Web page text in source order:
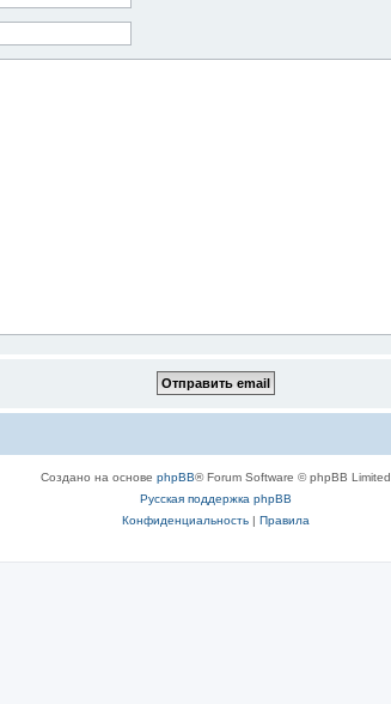
Создано на основе phpBB® Forum Software © phpBB Limited
Русская поддержка phpBB
Конфиденциальность| Правила